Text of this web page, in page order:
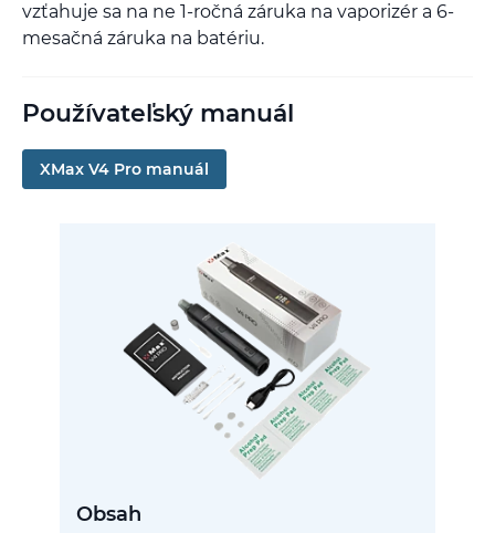
vzťahuje sa na ne 1-ročná záruka na vaporizér a 6-
mesačná záruka na batériu.
Používateľský manuál
XMax V4 Pro manuál
Obsah